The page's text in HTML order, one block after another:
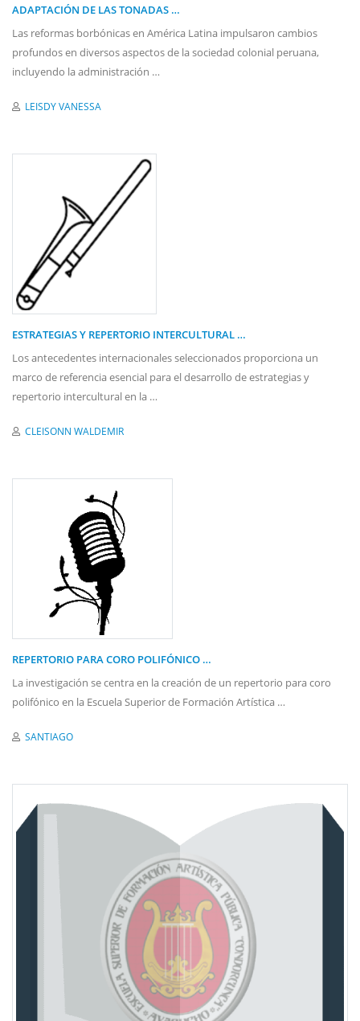
ADAPTACIÓN DE LAS TONADAS …
Las reformas borbónicas en América Latina impulsaron cambios
profundos en diversos aspectos de la sociedad colonial peruana,
incluyendo la administración …
LEISDY VANESSA
ESTRATEGIAS Y REPERTORIO INTERCULTURAL …
Los antecedentes internacionales seleccionados proporciona un
marco de referencia esencial para el desarrollo de estrategias y
repertorio intercultural en la …
CLEISONN WALDEMIR
REPERTORIO PARA CORO POLIFÓNICO …
La investigación se centra en la creación de un repertorio para coro
polifónico en la Escuela Superior de Formación Artística …
SANTIAGO